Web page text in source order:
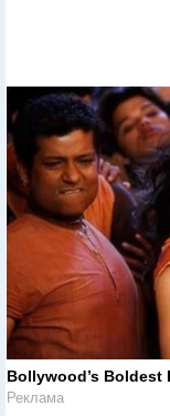
Bollywood’s Boldest
Реклама